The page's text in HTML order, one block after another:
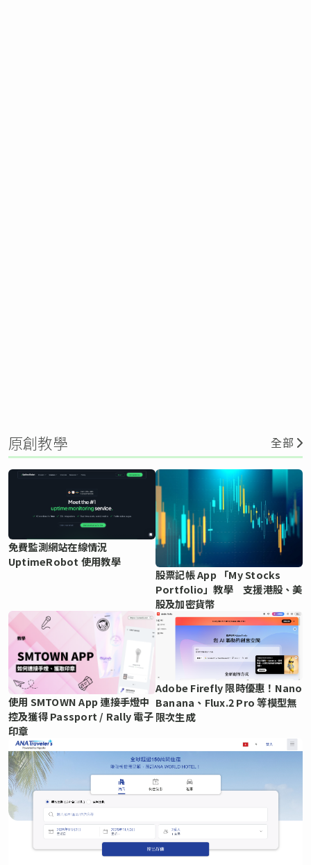
原創教學 全部
免費監測網站在線情況
UptimeRobot 使用教學
股票記帳 App 「My Stocks
Portfolio」教學 支援港股、美
股及加密貨幣
使用 SMTOWN App 連接手燈中
控及獲得 Passport / Rally 電子
印章
Adobe Firefly 限時優惠！Nano
Banana、Flux.2 Pro 等模型無
限次生成